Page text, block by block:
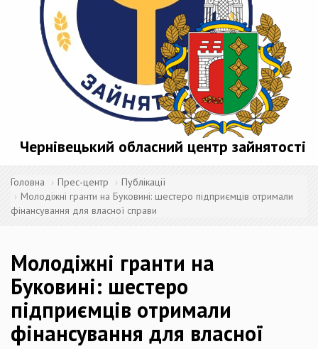
Чернівецький обласний центр зайнятості
Головна Прес-центр
Публікації
Молодіжні гранти на Буковині: шестеро підприємців отримали
фінансування для власної справи
Молодіжні гранти на
Буковині: шестеро
підприємців отримали
фінансування для власної